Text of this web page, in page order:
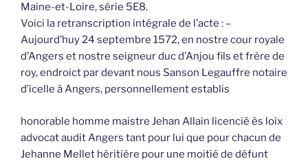
Maine-et-Loire, série 5E8.
Voici la retranscription intégrale de l’acte : –
Aujourd’huy 24 septembre 1572, en nostre cour royale
d’Angers et nostre seigneur duc d’Anjou fils et frère de
roy, endroict par devant nous Sanson Legauffre notaire
d’icelle à Angers, personnellement establis
honorable homme maistre Jehan Allain licencié ès loix
advocat audit Angers tant pour lui que pour chacun de
Jehanne Mellet héritière pour une moitié de défunt